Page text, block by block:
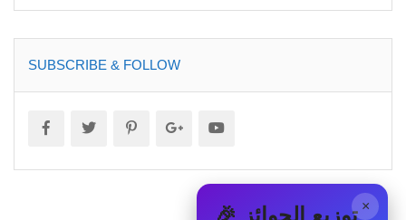
SUBSCRIBE & FOLLOW
× 🎉 توزيع الجوائز